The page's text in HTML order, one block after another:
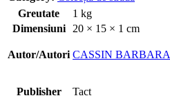
Greutate
1 kg
Dimensiuni
20 × 15 × 1 cm
Autor/Autori CASSIN BARBARA
Publisher Tact